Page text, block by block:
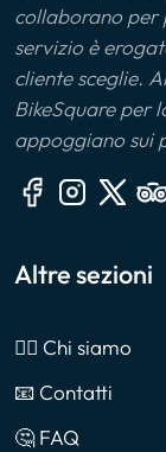
collaborano per
servizio è
cliente sceglie.
BikeSquare per
appoggiano sui
Altre sezioni
🙎‍♂️ Chi siamo
📧 Contatti
🤔 FAQ